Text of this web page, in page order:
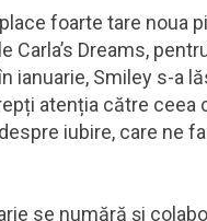
foarte tare noua
Carla’s Dreams,
ianuarie, Smiley s-a
atenția către ceea
iubire, care ne
se numără și